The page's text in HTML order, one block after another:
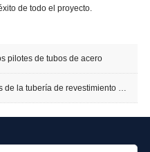
de todo el proyecto.
pilotes de tubos de acero
tubería de revestimiento de pozos